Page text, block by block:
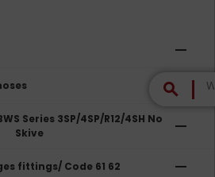
search
remove
remove
Skive
remove
fittings/ Code 61 62 remove